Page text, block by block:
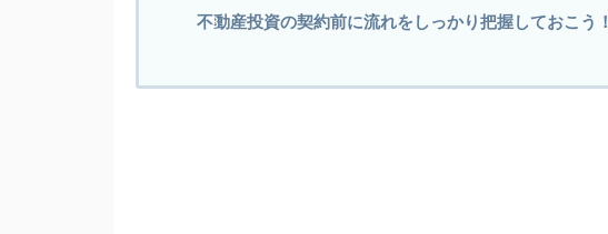
不動産投資の契約前に流れをしっかり把握しておこう！